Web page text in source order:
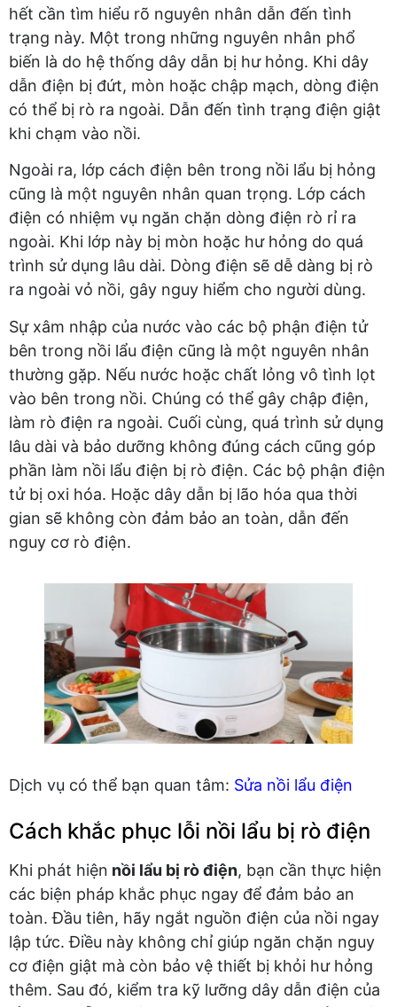
hết cần tìm hiểu rõ nguyên nhân dẫn đến tình
trạng này. Một trong những nguyên nhân phổ
biến là do hệ thống dây dẫn bị hư hỏng. Khi dây
dẫn điện bị đứt, mòn hoặc chập mạch, dòng điện
có thể bị rò ra ngoài. Dẫn đến tình trạng điện giật
khi chạm vào nồi.
Ngoài ra, lớp cách điện bên trong nồi lẩu bị hỏng
cũng là một nguyên nhân quan trọng. Lớp cách
điện có nhiệm vụ ngăn chặn dòng điện rò rỉ ra
ngoài. Khi lớp này bị mòn hoặc hư hỏng do quá
trình sử dụng lâu dài. Dòng điện sẽ dễ dàng bị rò
ra ngoài vỏ nồi, gây nguy hiểm cho người dùng.
Sự xâm nhập của nước vào các bộ phận điện tử
bên trong nồi lẩu điện cũng là một nguyên nhân
thường gặp. Nếu nước hoặc chất lỏng vô tình lọt
vào bên trong nồi. Chúng có thể gây chập điện,
làm rò điện ra ngoài. Cuối cùng, quá trình sử dụng
lâu dài và bảo dưỡng không đúng cách cũng góp
phần làm nồi lẩu điện bị rò điện. Các bộ phận điện
tử bị oxi hóa. Hoặc dây dẫn bị lão hóa qua thời
gian sẽ không còn đảm bảo an toàn, dẫn đến
nguy cơ rò điện.
Dịch vụ có thể bạn quan tâm: Sửa nồi lẩu điện
Cách khắc phục lỗi nồi lẩu bị rò điện
Khi phát hiện nồi lẩu bị rò điện, bạn cần thực hiện
các biện pháp khắc phục ngay để đảm bảo an
toàn. Đầu tiên, hãy ngắt nguồn điện của nồi ngay
lập tức. Điều này không chỉ giúp ngăn chặn nguy
cơ điện giật mà còn bảo vệ thiết bị khỏi hư hỏng
thêm. Sau đó, kiểm tra kỹ lưỡng dây dẫn điện của